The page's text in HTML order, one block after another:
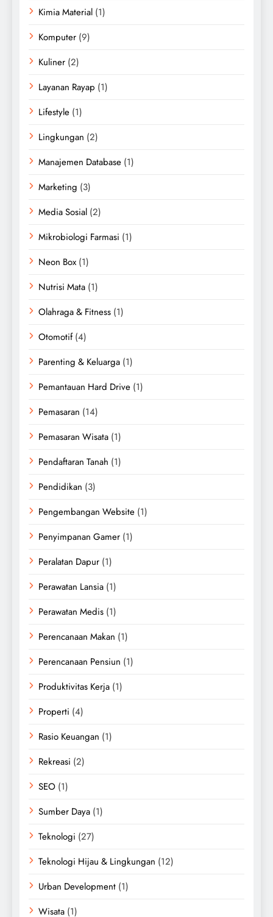
Kimia Material (1)
Komputer (9)
Kuliner (2)
Layanan Rayap (1)
Lifestyle (1)
Lingkungan (2)
Manajemen Database (1)
Marketing (3)
Media Sosial (2)
Mikrobiologi Farmasi (1)
Neon Box (1)
Nutrisi Mata (1)
Olahraga & Fitness (1)
Otomotif(4)
Parenting & Keluarga (1)
Pemantauan Hard Drive (1)
Pemasaran (14)
Pemasaran Wisata (1)
Pendaftaran Tanah (1)
Pendidikan (3)
Pengembangan Website (1)
Penyimpanan Gamer (1)
Peralatan Dapur (1)
Perawatan Lansia (1)
Perawatan Medis (1)
Perencanaan Makan (1)
Perencanaan Pensiun (1)
Produktivitas Kerja (1)
Properti (4)
Rasio Keuangan (1)
Rekreasi (2)
SEO (1)
Sumber Daya (1)
Teknologi (27)
Teknologi Hijau & Lingkungan (12)
Urban Development (1)
Wisata (1)